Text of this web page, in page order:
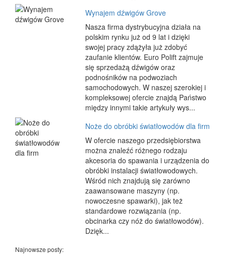
Wynajem dźwigów Grove
Nasza firma dystrybucyjna działa na
polskim rynku już od 9 lat i dzięki
swojej pracy zdążyła już zdobyć
zaufanie klientów. Euro Polift zajmuje
się sprzedażą dźwigów oraz
podnośników na podwoziach
samochodowych. W naszej szerokiej i
kompleksowej ofercie znajdą Państwo
między innymi takie artykuły wys...
Noże do obróbki światłowodów dla firm
W ofercie naszego przedsiębiorstwa
można znaleźć różnego rodzaju
akcesoria do spawania i urządzenia do
obróbki instalacji światłowodowych.
Wśród nich znajdują się zarówno
zaawansowane maszyny (np.
nowoczesne spawarki), jak też
standardowe rozwiązania (np.
obcinarka czy nóż do światłowodów).
Dzięk...
Najnowsze posty: